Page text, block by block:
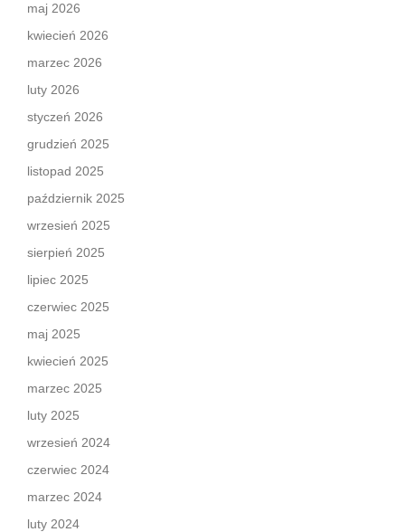
maj 2026
kwiecień 2026
marzec 2026
luty 2026
styczeń 2026
grudzień 2025
listopad 2025
październik 2025
wrzesień 2025
sierpień 2025
lipiec 2025
czerwiec 2025
maj 2025
kwiecień 2025
marzec 2025
luty 2025
wrzesień 2024
czerwiec 2024
marzec 2024
luty 2024